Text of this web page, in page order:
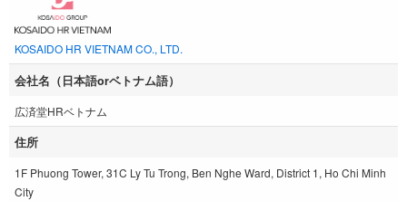
KOSAIDO HR VIETNAM CO., LTD.
会社名（日本語orベトナム語）
広済堂HRベトナム
住所
1F Phuong Tower, 31C Ly Tu Trong, Ben Nghe Ward, District 1, Ho Chi Minh
City